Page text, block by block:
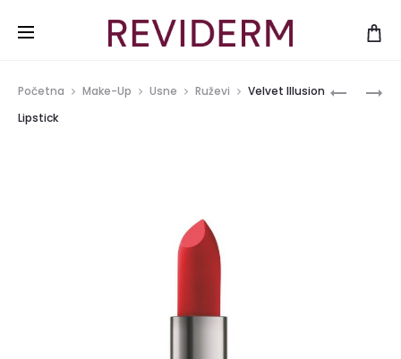
VELVET
Početna Make-Up Usne Ruževi
Velvet Illusion
Lipstick